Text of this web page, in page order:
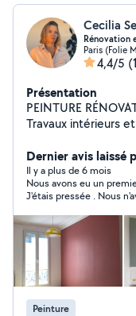
Cecilia
Rénovation
Paris (Folie
4,4/5
Présentation
PEINTURE RÉNOVATION ÉBÉNISTERIE MONTAGE
Travaux intérieurs et petits
d'intérieur diplômée
plus de 10 ans d'expérience. Je réalise
et plafonds Rafraîchissement complet d'appartement
Ponçage / vitrification parquet
Petits travaux / finitions Rénovation de
création sur mesure Conseil en architecture intérieure
Travail propre,
chantier avant
budget tout en
Disponible
Dernier avis laissé
Il y a plus de 6 mois
Nous avons eu un
J'étais pressée . Nous
Peinture